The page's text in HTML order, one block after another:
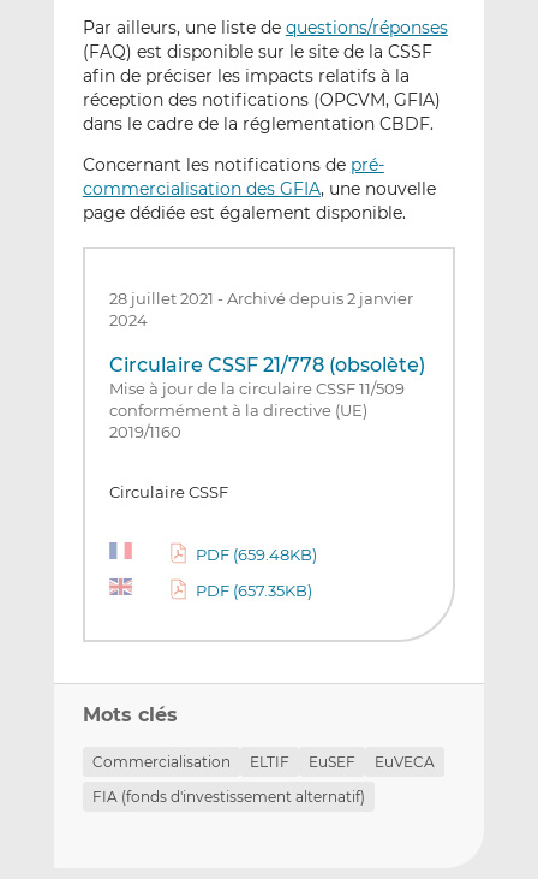
Par ailleurs, une liste de questions/réponses
(FAQ) est disponible sur le site de la CSSF
afin de préciser les impacts relatifs à la
réception des notifications (OPCVM, GFIA)
dans le cadre de la réglementation CBDF.
Concernant les notifications de pré-
commercialisation des GFIA, une nouvelle
page dédiée est également disponible.
28 juillet 2021 -Archivé depuis 2 janvier
2024
Circulaire CSSF 21/778 (obsolète)
Mise à jour de la circulaire CSSF 11/509
conformément à la directive (UE)
2019/1160
Circulaire CSSF
PDF (659.48KB)
PDF (657.35KB)
Mots clés
Commercialisation ELTIF EuSEF
EuVECA
FIA (fonds d'investissement alternatif)